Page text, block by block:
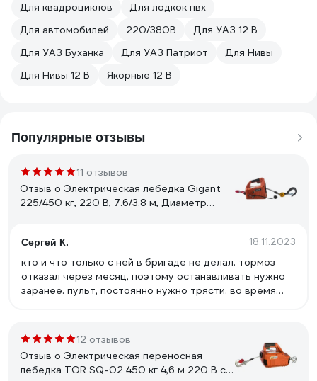
Для квадроциклов
Для лодкок пвх
Для автомобилей
220/380В
Для УАЗ 12 В
Для УАЗ Буханка
Для УАЗ Патриот
Для Нивы
Для Нивы 12 В
Якорные 12 В
Популярные отзывы
11 отзывов
Отзыв о Электрическая лебедка Gigant
225/450 кг, 220 В, 7.6/3.8 м, Диаметр
Сергей К. 18.11.2023
кто и что только с ней в бригаде не делал. тормоз
отказал через месяц, поэтому останавливать нужно
заранее. пульт, постоянно нужно трясти. во время
троса порвалась и наматывалась на барабан. Рабочие
пинали и роняли, били, бросали под дождём. Через 5
месяцев такой свинской эксплуатации, кто то из
монтажников, сказал что перестала отвечать на
12 отзывов
Отзыв о Электрическая переносная
лебедка TOR SQ-02 450 кг 4,6 м 220 В с